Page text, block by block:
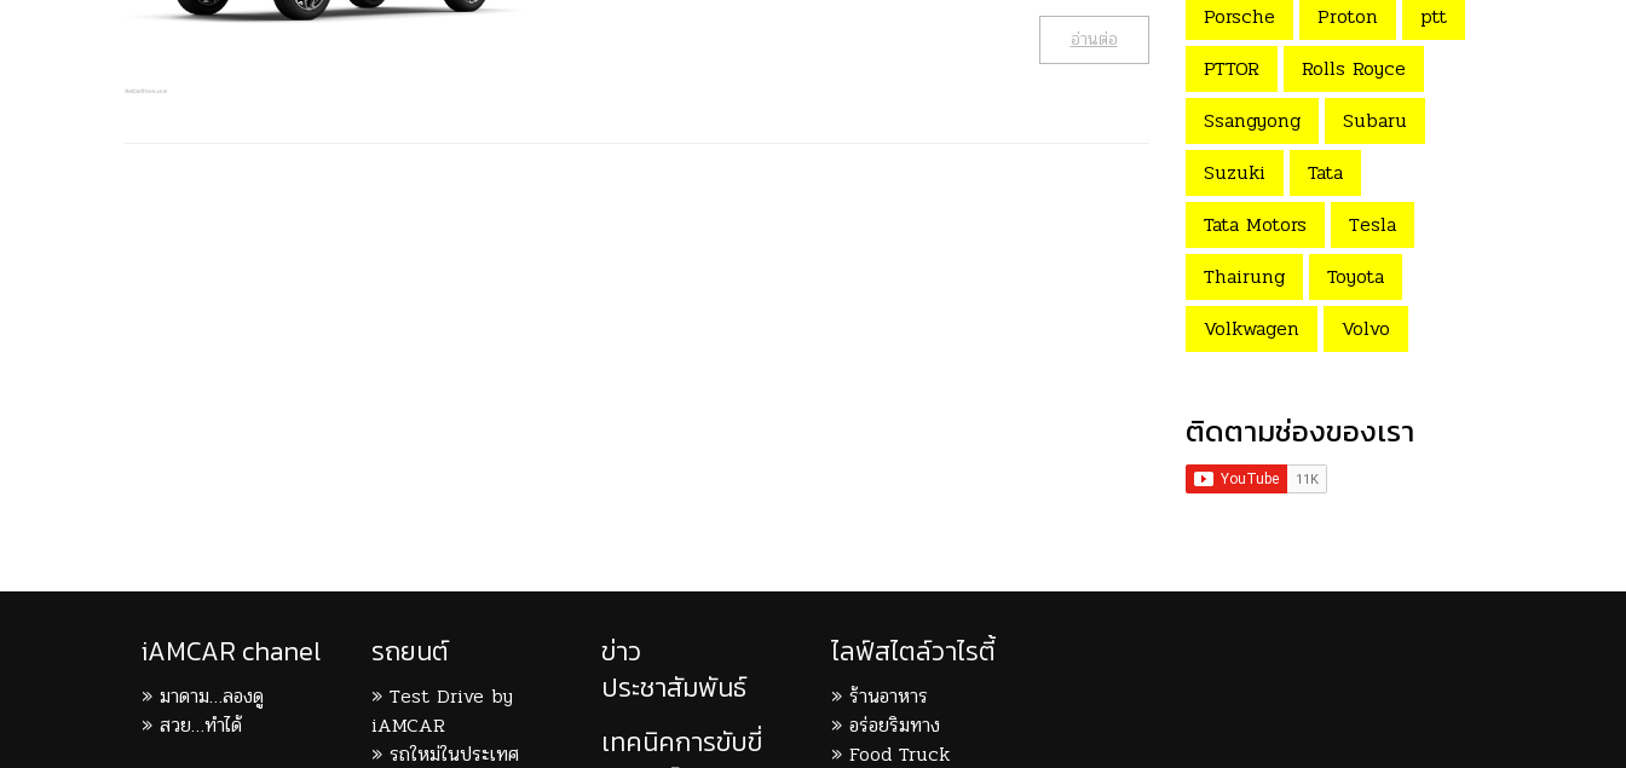
อ่านต่อ
Porsche
Proton
ptt
PTTOR
Rolls Royce
Ssangyong
Subaru
Suzuki
Tata
Tata Motors
Tesla
Thairung
Toyota
Volkwagen
Volvo
ติดตามช่องของเรา
iAMCAR chanel
มาดาม…ลองดู
สวย…ทำได้
รถยนต์
Test Drive by
iAMCAR
รถใหม่ในประเทศ
ข่าว
ประชาสัมพันธ์
เทคนิคการขับขี่
ไลฟ์สไตล์วาไรตี้
ร้านอาหาร
อร่อยริมทาง
Food Truck